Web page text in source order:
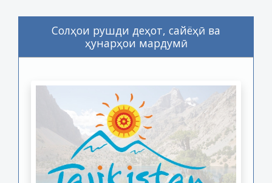
Солҳои рушди деҳот, сайёҳӣ ва
ҳунарҳои мардумӣ